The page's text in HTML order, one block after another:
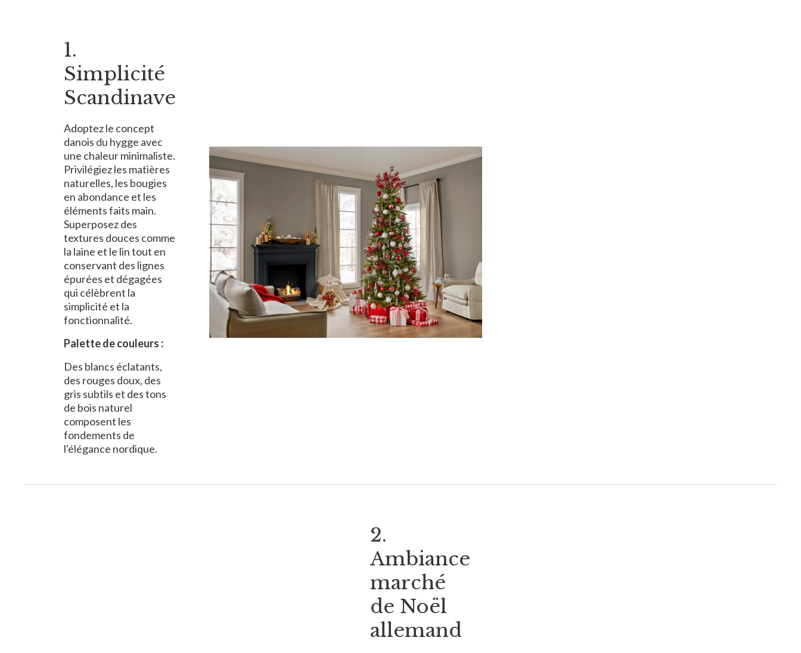
1.
Simplicité
Scandinave
Adoptez le concept
danois du hygge avec
une chaleur minimaliste.
Privilégiez les matières
naturelles, les bougies
en abondance et les
éléments faits main.
Superposez des
textures douces comme
la laine et le lin tout en
conservant des lignes
épurées et dégagées
qui célèbrent la
simplicité et la
fonctionnalité.
Palette de couleurs :
Des blancs éclatants,
des rouges doux, des
gris subtils et des tons
de bois naturel
composent les
fondements de
l'élégance nordique.
2.
Ambiance
marché
de Noël
allemand